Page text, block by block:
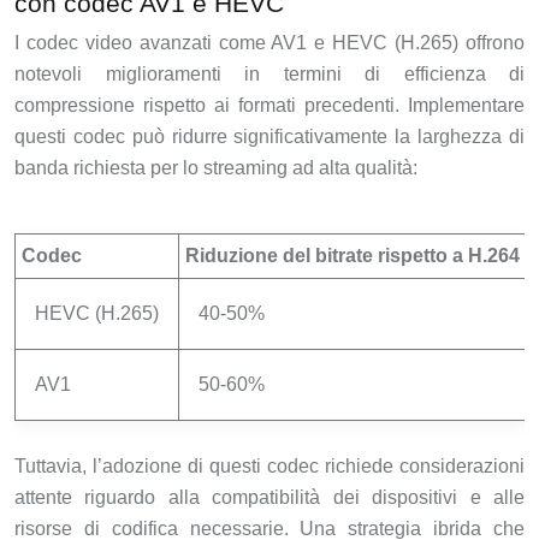
I codec video avanzati come AV1 e HEVC (H.265) offrono
notevoli miglioramenti in termini di efficienza di
compressione rispetto ai formati precedenti. Implementare
questi codec può ridurre significativamente la larghezza di
banda richiesta per lo streaming ad alta qualità:
Codec Riduzione del bitrate rispetto a H.264
HEVC (H.265) 40-50%
AV1 50-60%
Tuttavia, l’adozione di questi codec richiede considerazioni
attente riguardo alla compatibilità dei dispositivi e alle
risorse di codifica necessarie. Una strategia ibrida che